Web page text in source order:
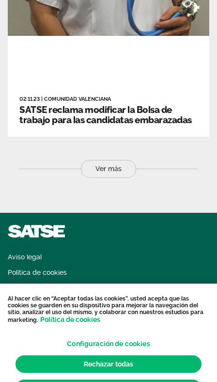
02.11.23 COMUNIDAD VALENCIANA
SATSE reclama modificar la Bolsa de
trabajo para las candidatas embarazadas
Ver más
Aviso legal
Política de cookies
Protección datos personales
Contacto
Al hacer clic en “Aceptar todas las cookies”, usted acepta que las
cookies se guarden en su dispositivo para mejorar la navegación del
sitio, analizar el uso del mismo, y colaborar con nuestros estudios para
marketing. Política de cookies
Configuración de cookies
Rechazar todas